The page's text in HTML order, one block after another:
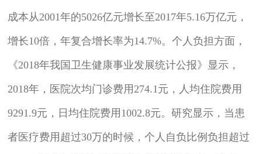
成本从2001年的5026亿元增长至2017年5.16万亿元，
增长10倍，年复合增长率为14.7%。个人负担方面，
《2018年我国卫生健康事业发展统计公报》显示，
2018年，医院次均门诊费用274.1元，人均住院费用
9291.9元，日均住院费用1002.8元。研究显示，当患
者医疗费用超过30万的时候，个人自负比例负担超过